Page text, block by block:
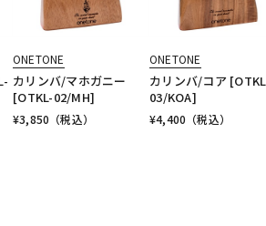
ONETONE
カリンバ/マホガニー
[OTKL-02/MH]
¥3,850 （税込）
ONETONE
カリンバ/コア
03/KOA]
¥4,400 （税込）